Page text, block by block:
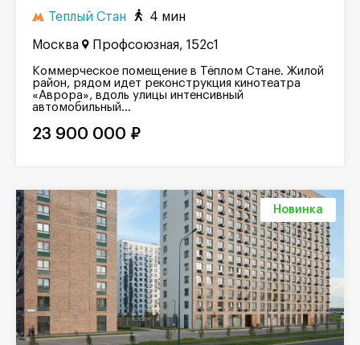
Теплый Стан 4 мин
Москва Профсоюзная, 152с1
Коммерческое помещение в Тёплом Стане. Жилой
район, рядом идет реконструкция кинотеатра
«Аврора», вдоль улицы интенсивный
автомобильный...
23 900 000 ₽
Новинка